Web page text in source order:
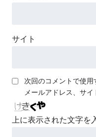
サイト
次回のコメントで使用
メールアドレス、サイ
上に表示された文字を